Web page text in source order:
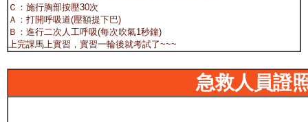
Ｃ：施行胸部按壓30次
Ａ：打開呼吸道(壓額提下巴)
Ｂ：進行二次人工呼吸(每次吹氣1秒鐘)
上完課馬上實習，實習一輪後就考試了~~~
急救人員證